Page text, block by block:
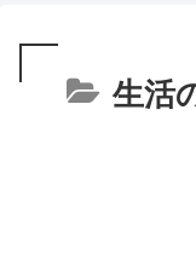
生活